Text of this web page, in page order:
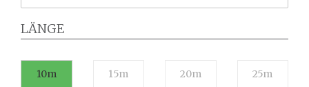
LÄNGE
10m 15m 20m 25m